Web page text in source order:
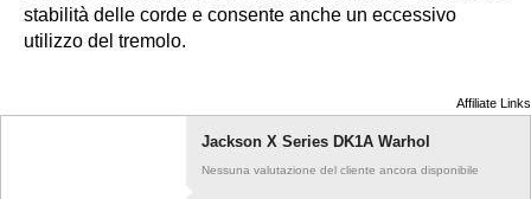
stabilità delle corde e consente anche un eccessivo
utilizzo del tremolo.
Affiliate Links
Jackson X Series DK1A Warhol
Nessuna valutazione del cliente ancora disponibile